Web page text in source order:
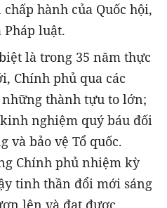
hành của Quốc hội,
luật.
là trong 35 năm thực
Chính phủ qua các
thành tựu to lớn;
nghiệm quý báu đối
và bảo vệ Tổ quốc.
Chính phủ nhiệm kỳ
tinh thần đổi mới sáng